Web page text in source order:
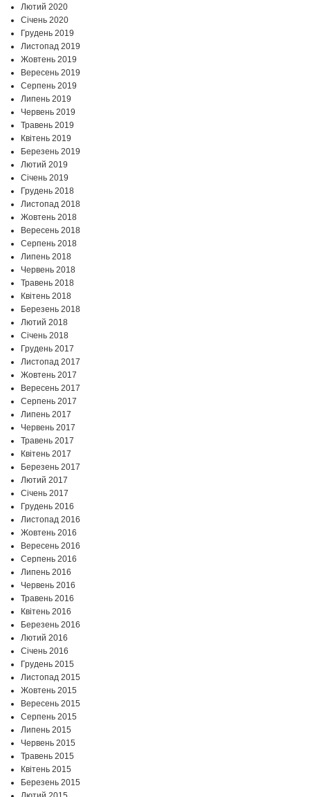
Лютий 2020
Січень 2020
Грудень 2019
Листопад 2019
Жовтень 2019
Вересень 2019
Серпень 2019
Липень 2019
Червень 2019
Травень 2019
Квітень 2019
Березень 2019
Лютий 2019
Січень 2019
Грудень 2018
Листопад 2018
Жовтень 2018
Вересень 2018
Серпень 2018
Липень 2018
Червень 2018
Травень 2018
Квітень 2018
Березень 2018
Лютий 2018
Січень 2018
Грудень 2017
Листопад 2017
Жовтень 2017
Вересень 2017
Серпень 2017
Липень 2017
Червень 2017
Травень 2017
Квітень 2017
Березень 2017
Лютий 2017
Січень 2017
Грудень 2016
Листопад 2016
Жовтень 2016
Вересень 2016
Серпень 2016
Липень 2016
Червень 2016
Травень 2016
Квітень 2016
Березень 2016
Лютий 2016
Січень 2016
Грудень 2015
Листопад 2015
Жовтень 2015
Вересень 2015
Серпень 2015
Липень 2015
Червень 2015
Травень 2015
Квітень 2015
Березень 2015